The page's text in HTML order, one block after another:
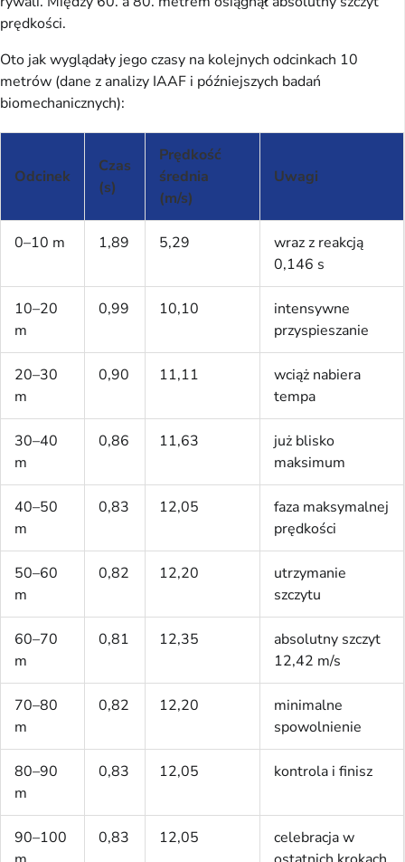
prędkości.
Oto jak wyglądały jego czasy na kolejnych odcinkach 10
metrów (dane z analizy IAAF i późniejszych badań
biomechanicznych):
Odcinek
Czas
(s)
Prędkość
średnia
(m/s)
Uwagi
0–10 m 1,89 5,29
wraz z reakcją
0,146 s
10–20
m
0,99 10,10
intensywne
przyspieszanie
20–30
m
0,90 11,11
wciąż nabiera
tempa
30–40
m
0,86 11,63
już blisko
maksimum
40–50
m
0,83 12,05
faza maksymalnej
prędkości
50–60
m
0,82 12,20
utrzymanie
szczytu
60–70
m
0,81 12,35
absolutny szczyt
12,42 m/s
70–80
m
0,82 12,20
minimalne
spowolnienie
80–90
m
0,83 12,05 kontrola i finisz
90–100
0,83 12,05
celebracja w